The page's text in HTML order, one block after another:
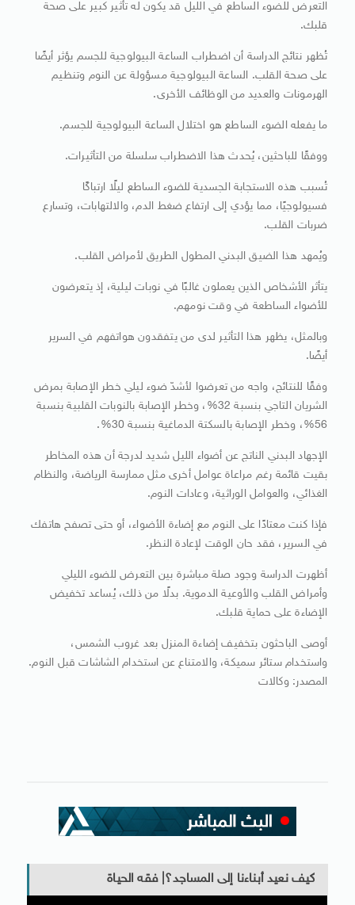
التعرض للضوء الساطع في الليل قد يكون له تأثير كبير على صحة
قلبك.
تُظهر نتائج الدراسة أن اضطراب الساعة البيولوجية للجسم يؤثر أيضًا
على صحة القلب. الساعة البيولوجية مسؤولة عن النوم وتنظيم
الهرمونات والعديد من الوظائف الأخرى.
ما يفعله الضوء الساطع هو اختلال الساعة البيولوجية للجسم.
ووفقًا للباحثين، يُحدث هذا الاضطراب سلسلة من التأثيرات.
تُسبب هذه الاستجابة الجسدية للضوء الساطع ليلًا ارتباكًا
فسيولوجيًا، مما يؤدي إلى ارتفاع ضغط الدم، والالتهابات، وتسارع
ضربات القلب.
ويُمهد هذا الضيق البدني المطول الطريق لأمراض القلب.
يتأثر الأشخاص الذين يعملون غالبًا في نوبات ليلية، إذ يتعرضون
للأضواء الساطعة في وقت نومهم.
وبالمثل، يظهر هذا التأثير لدى من يتفقدون هواتفهم في السرير
أيضًا.
وفقًا للنتائج، واجه من تعرضوا لأشدّ ضوء ليلي خطر الإصابة بمرض
الشريان التاجي بنسبة 32%، وخطر الإصابة بالنوبات القلبية بنسبة
56%، وخطر الإصابة بالسكتة الدماغية بنسبة 30%.
الإجهاد البدني الناتج عن أضواء الليل شديد لدرجة أن هذه المخاطر
بقيت قائمة رغم مراعاة عوامل أخرى مثل ممارسة الرياضة، والنظام
الغذائي، والعوامل الوراثية، وعادات النوم.
فإذا كنت معتادًا على النوم مع إضاءة الأضواء، أو حتى تصفح هاتفك
في السرير، فقد حان الوقت لإعادة النظر.
أظهرت الدراسة وجود صلة مباشرة بين التعرض للضوء الليلي
وأمراض القلب والأوعية الدموية. بدلًا من ذلك، يُساعد تخفيض
الإضاءة على حماية قلبك.
أوصى الباحثون بتخفيف إضاءة المنزل بعد غروب الشمس،
واستخدام ستائر سميكة، والامتناع عن استخدام الشاشات قبل النوم.
المصدر: وكالات
كيف نعيد أبناءنا إلى المساجد؟| فقه الحياة